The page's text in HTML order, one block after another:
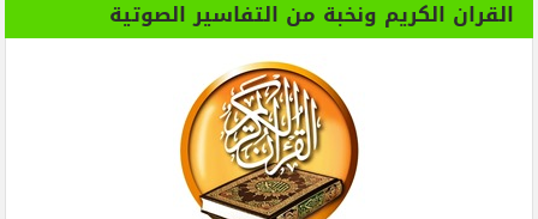
القران الكريم ونخبة من التفاسير الصوتية